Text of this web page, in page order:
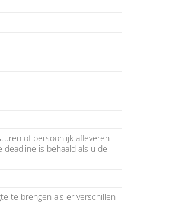
of persoonlijk afleveren
is behaald als u de
te brengen als er verschillen